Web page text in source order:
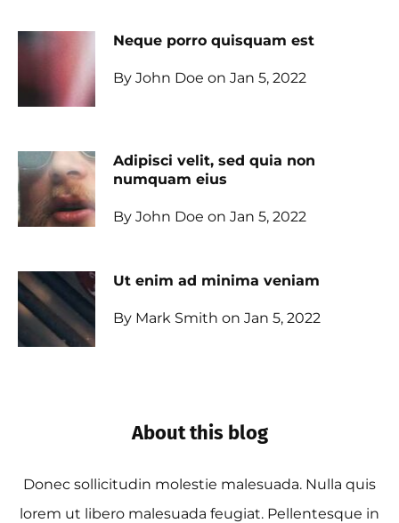
Neque porro quisquam est
By John Doe on Jan 5, 2022
Adipisci velit, sed quia non
numquam eius
By John Doe on Jan 5, 2022
Ut enim ad minima veniam
By Mark Smith on Jan 5, 2022
About this blog
Donec sollicitudin molestie malesuada. Nulla quis
lorem ut libero malesuada feugiat. Pellentesque in